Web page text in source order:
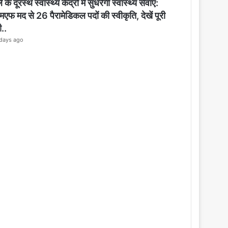
के दूरस्थ स्वास्थ्य केंद्रों में सुधरेगी स्वास्थ्य सेवाएं:
मद से 26 पैरामेडिकल पदों की स्वीकृति, देखें पूरी
ago